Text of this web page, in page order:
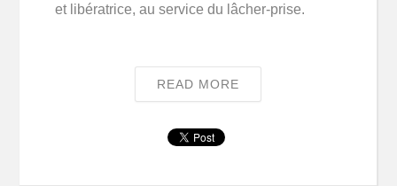
et libératrice, au service du lâcher-prise.
READ MORE